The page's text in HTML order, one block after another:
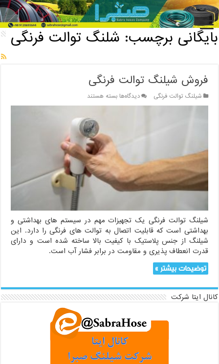
خانه / بایگانی برچسب: شلنگ توالت فرنگی
بایگانی برچسب: شلنگ توالت فرنگی
فروش شیلنگ توالت فرنگی
شیلنگ توالت فرنگی دیدگاه‌هابرای
فروش
بسته هستند
شیلنگ توالت فرنگی یک تجهیزات مهم در سیستم های بهداشتی و
بهداشتی است که قابلیت اتصال به توالت های فرنگی را دارد. این
شیلنگ از جنس پلاستیک با کیفیت بالا ساخته شده است و دارای
قدرت انعطاف پذیری و مقاومت در برابر فشار آب است.
توضیحات بیشتر »
کانال ایتا شرکت